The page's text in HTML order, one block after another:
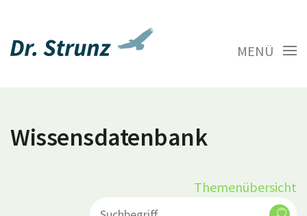
MENÜ
Wissensdatenbank
Themenübersicht